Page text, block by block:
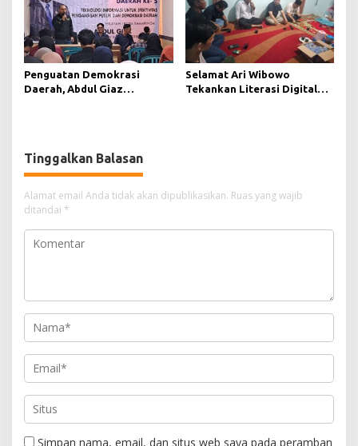
Penguatan Demokrasi
Daerah, Abdul Giaz
Selamat Ari Wibowo
Tekankan Literasi Digital
Tinggalkan Balasan
Alamat email Anda tidak akan dipublikasikan. Ruas yang wajib
ditandai *
Simpan nama, email, dan situs web saya pada peramban